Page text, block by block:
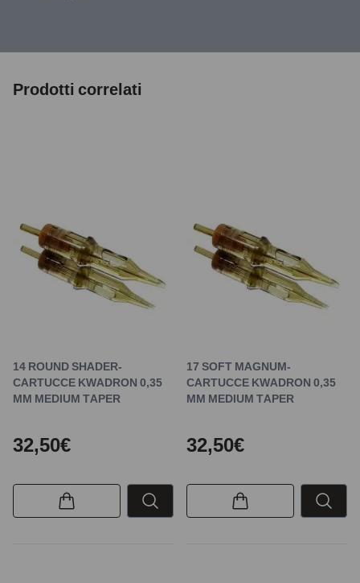
Prodotti correlati
14 ROUND SHADER-
CARTUCCE KWADRON 0,35
MM MEDIUM TAPER
32,50€
17 SOFT MAGNUM-
CARTUCCE KWADRON 0,35
MM MEDIUM TAPER
32,50€